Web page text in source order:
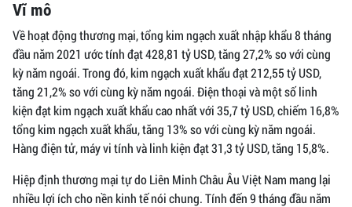
Vĩ mô
Về hoạt động thương mại, tổng kim ngạch xuất nhập khẩu 8 tháng
đầu năm 2021 ước tính đạt 428,81 tỷ USD, tăng 27,2% so với cùng
kỳ năm ngoái. Trong đó, kim ngạch xuất khẩu đạt 212,55 tỷ USD,
tăng 21,2% so với cùng kỳ năm ngoái. Điện thoại và một số linh
kiện đạt kim ngạch xuất khẩu cao nhất với 35,7 tỷ USD, chiếm 16,8%
tổng kim ngạch xuất khẩu, tăng 13% so với cùng kỳ năm ngoái.
Hàng điện tử, máy vi tính và linh kiện đạt 31,3 tỷ USD, tăng 15,8%.
Hiệp định thương mại tự do Liên Minh Châu Âu Việt Nam mang lại
nhiều lợi ích cho nền kinh tế nói chung. Tính đến 9 tháng đầu năm